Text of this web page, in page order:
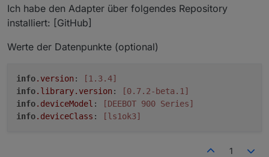
Ich habe den Adapter über folgendes Repository
installiert: [GitHub]
Werte der Datenpunkte (optional)
info.version :
[1.3.4]
info.library.version :
[0.7.2-beta.1]
info.deviceModel :
[DEEBOT 900 Series]
info.deviceClass : [ls1ok3]
1